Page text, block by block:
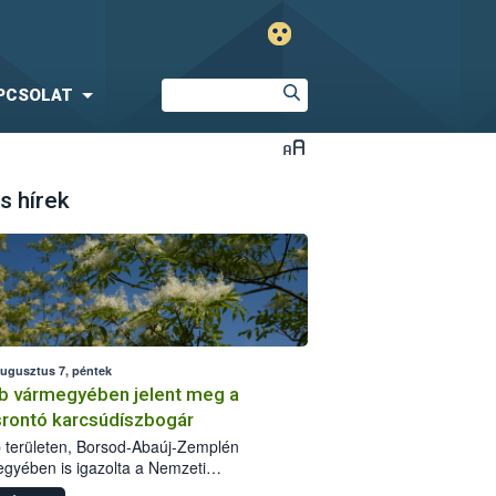
hírek
7, péntek
vármegyében jelent meg a
karcsúdíszbogár
területen, Borsod-Abaúj-Zemplén
is igazolta a Nemzeti
biztonsági Hivatal (Nébih) a